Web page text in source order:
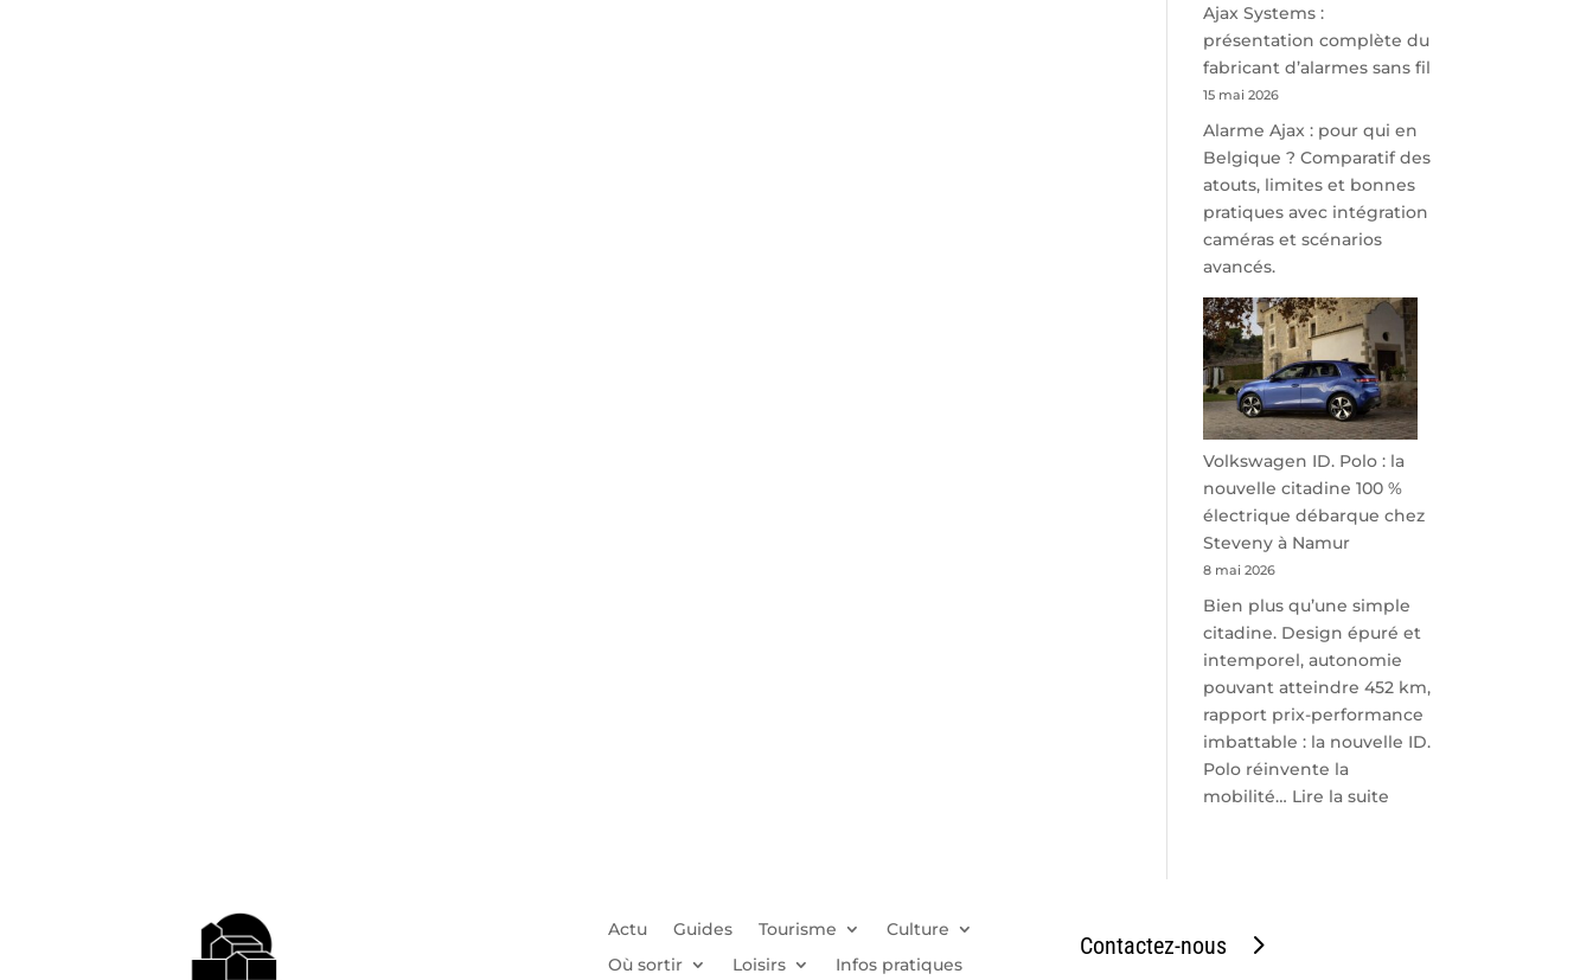
Park
redessine
parking
sécurisé
à
l’aéroport
Ajax Systems :
présentation complète du
fabricant d’alarmes sans fil
15 mai 2026
Alarme Ajax : pour qui en
Belgique ? Comparatif des
atouts, limites et bonnes
pratiques avec intégration
caméras et scénarios
avancés.
Volkswagen ID. Polo : la
nouvelle citadine 100 %
électrique débarque chez
Steveny à Namur
8 mai 2026
Bien plus qu’une simple
citadine. Design épuré et
intemporel, autonomie
pouvant atteindre 452 km,
rapport prix-performance
imbattable : la nouvelle ID.
Polo réinvente la
mobilité… Lire la suite
Actu Guides Tourisme
Culture
Où sortir
Loisirs Infos pratiques
Contactez-nous